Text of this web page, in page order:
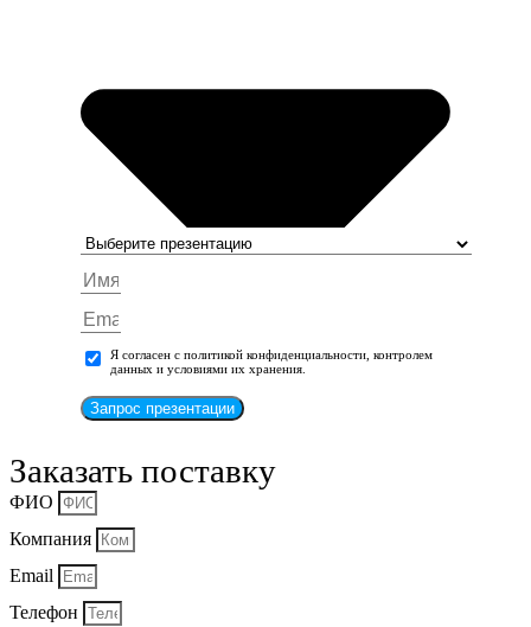
Я согласен с политикой конфиденциальности, контролем
данных и условиями их хранения.
Запрос презентации
Заказать поставку
ФИО
Компания
Email
Телефон